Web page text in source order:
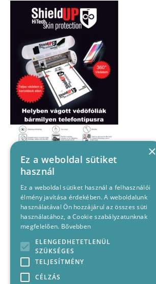
×
Ez a weboldal sütiket
használ
Ez a weboldal sütiket használ a felhasználói
élmény javítása érdekében. A weboldalunk
használatával Ön hozzájárul az összes süti
használatához, a Cookie szabályzatunknak
megfelelően. Bővebben
ELENGEDHETETLENÜL
SZÜKSÉGES
TELJESÍTMÉNY
CÉLZÁS